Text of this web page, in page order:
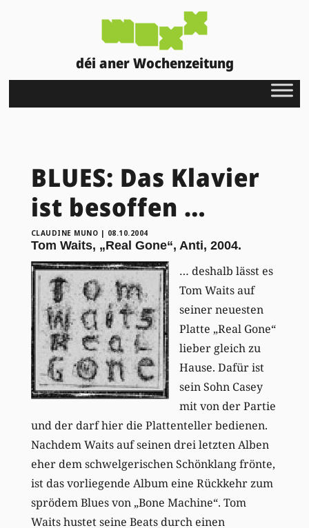
déi aner Wochenzeitung
BLUES: Das Klavier
ist besoffen …
CLAUDINE MUNO | 08.10.2004
Tom Waits, „Real Gone“, Anti, 2004.
… deshalb lässt es
Tom Waits auf
seiner neuesten
Platte „Real Gone“
lieber gleich zu
Hause. Dafür ist
sein Sohn Casey
mit von der Partie
und der darf hier die Plattenteller bedienen.
Nachdem Waits auf seinen drei letzten Alben
eher dem schwelgerischen Schönklang frönte,
ist das vorliegende Album eine Rückkehr zum
sprödem Blues von „Bone Machine“. Tom
Waits hustet seine Beats durch einen